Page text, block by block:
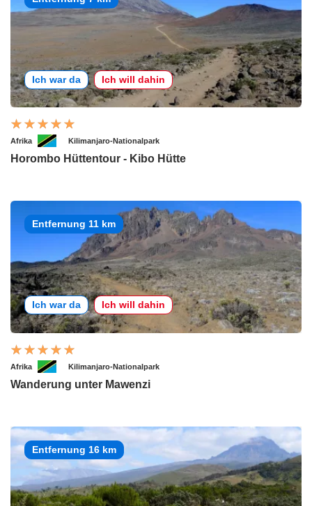
Ich war da Ich will dahin
Afrika Kilimanjaro-Nationalpark
Horombo Hüttentour - Kibo Hütte
Entfernung 11 km
Ich war da Ich will dahin
Afrika Kilimanjaro-Nationalpark
Wanderung unter Mawenzi
Entfernung 16 km